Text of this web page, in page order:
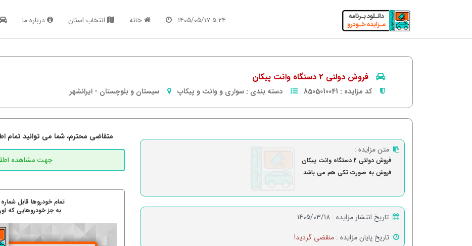
۵:۲۴ ۱۴۰۵/۰۵/۱۷ خانه انتخاب استان درباره ما
فروش دولتی 2 دستگاه وانت پیکان
کد مزایده : 8505010041 دسته بندی : سواری و وانت و پیکاپ سیستان و بلوچستان - ایرانشهر
متن مزایده :
فروش دولتی 2 دستگاه وانت پیکان
فروش به صورت تکی هم می باشد
تاریخ انتشار مزایده : 1405/03/18
تاریخ پایان مزایده : منقضی گردید!
متقاضی محترم، شما می توانید تمام
تمام خودروها قابل
به جز خودروهایی که